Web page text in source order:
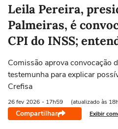
Selecione o time para ver as
Leila Pereira,
Palmeiras, é
CPI do INSS;
Comissão aprova convocação
testemunha para explicar
Crefisa
26 fev 2026 - 17h59 (atualizado às
Compartilhar Exibir